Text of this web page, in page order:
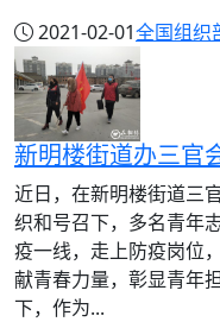
2021-02-01全国组织
近日，在新明楼街道三
织和号召下，多名青年
疫一线，走上防疫岗位
献青春力量，彰显青年
下，作为...